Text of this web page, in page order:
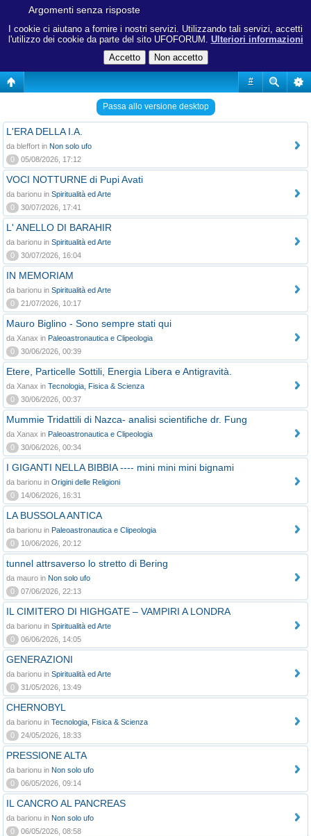
I cookie ci aiutano a fornire i nostri servizi. Utilizzando tali servizi, accetti
l'utilizzo dei cookie da parte del sito UFOFORUM. Ulteriori informazioni
#
Argomenti senza risposte
Passa allo versione desktop
L'ERA DELLA I.A.
da bleffort in Non solo ufo
0
05/08/2026, 17:12
VOCI NOTTURNE di Pupi Avati
da barionu in Spiritualità ed Arte
0
30/07/2026, 17:41
L' ANELLO DI BARAHIR
da barionu in Spiritualità ed Arte
0
30/07/2026, 16:04
IN MEMORIAM
da barionu in Spiritualità ed Arte
0
21/07/2026, 10:17
Mauro Biglino - Sono sempre stati qui
da Xanax in Paleoastronautica e Clipeologia
0
30/06/2026, 00:39
Etere, Particelle Sottili, Energia Libera e Antigravità.
da Xanax in Tecnologia, Fisica & Scienza
0
30/06/2026, 00:37
Mummie Tridattili di Nazca- analisi scientifiche dr. Fung
da Xanax in Paleoastronautica e Clipeologia
0
30/06/2026, 00:34
I GIGANTI NELLA BIBBIA ---- mini mini mini bignami
da barionu in Origini delle Religioni
0
14/06/2026, 16:31
LA BUSSOLA ANTICA
da barionu in Paleoastronautica e Clipeologia
0
10/06/2026, 20:12
tunnel attrsaverso lo stretto di Bering
da mauro in Non solo ufo
0
07/06/2026, 22:13
IL CIMITERO DI HIGHGATE – VAMPIRI A LONDRA
da barionu in Spiritualità ed Arte
0
06/06/2026, 14:05
GENERAZIONI
da barionu in Spiritualità ed Arte
0
31/05/2026, 13:49
CHERNOBYL
da barionu in Tecnologia, Fisica & Scienza
0
24/05/2026, 18:33
PRESSIONE ALTA
da barionu in Non solo ufo
0
06/05/2026, 09:14
IL CANCRO AL PANCREAS
da barionu in Non solo ufo
0
06/05/2026, 08:58